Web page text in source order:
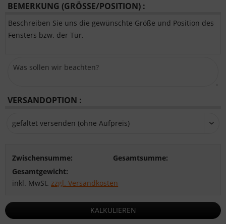
BEMERKUNG (GRÖSSE/POSITION) :
Beschreiben Sie uns die gewünschte Größe und Position des
Fensters bzw. der Tür.
VERSANDOPTION :
Zwischensumme:
Gesamtsumme:
Gesamtgewicht:
inkl. MwSt.zzgl. Versandkosten
KALKULIEREN